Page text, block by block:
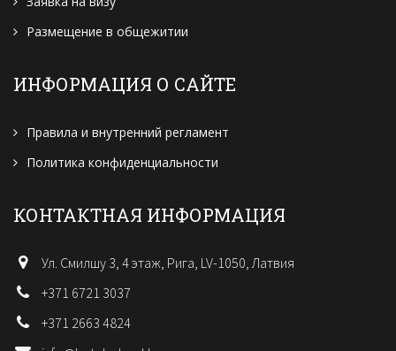
Размещение в общежитии
ИНФОРМАЦИЯ О САЙТЕ
Правила и внутренний регламент
Политика конфиденциальности
КОНТАКТНАЯ ИНФОРМАЦИЯ
Ул. Смилшу 3, 4 этаж, Рига, LV-1050, Латвия
+371 6721 3037
+371 2663 4824